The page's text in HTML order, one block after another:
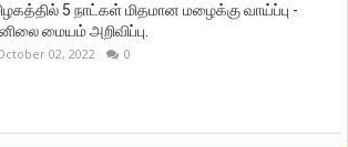
5 நாட்கள் மிதமான மழைக்கு வாய்ப்பு -
மையம் அறிவிப்பு.
02, 2022 0